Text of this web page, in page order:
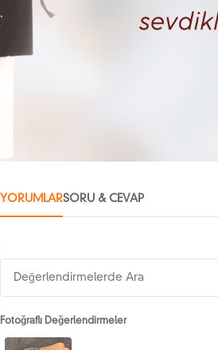
YORUMLARSORU & CEVAP
Fotoğraflı Değerlendirmeler